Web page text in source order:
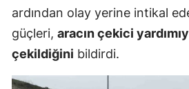
ardından olay yerine intikal
güçleri, aracın çekici
çekildiğini bildirdi.